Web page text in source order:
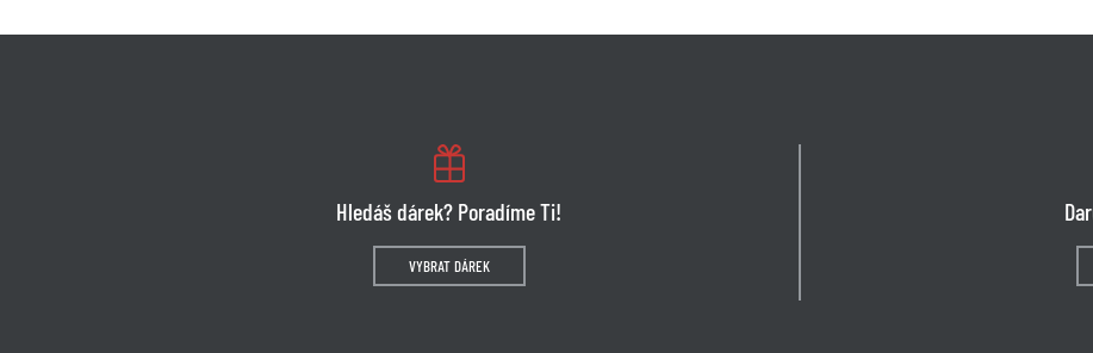
Hledáš dárek? Poradíme Ti!
VYBRAT DÁREK